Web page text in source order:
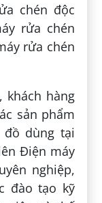
chén độc
rửa chén
rửa chén
khách hàng
sản phẩm
dùng tại
Điện máy
nghiệp,
đào tạo kỹ